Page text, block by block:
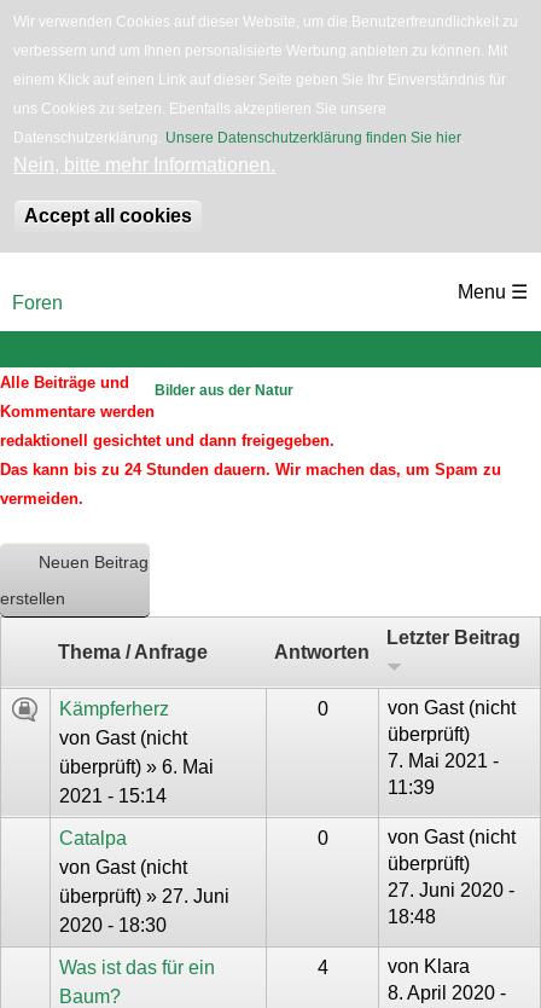
Wir verwenden Cookies auf dieser Website, um die Benutzerfreundlichkeit zu
verbessern und um Ihnen personalisierte Werbung anbieten zu können. Mit
einem Klick auf einen Link auf dieser Seite geben Sie Ihr Einverständnis für
uns Cookies zu setzen. Ebenfalls akzeptieren Sie unsere
Datenschutzerklärung. Unsere Datenschutzerklärung finden Sie hier.
Nein, bitte mehr Informationen.
Accept all cookies
English Bäume Blumen Zurück
Menu ☰
Sie
sind
Foren
Bilder aus der Natur
Alle Beiträge und
Kommentare werden
redaktionell gesichtet und dann freigegeben.
Das kann bis zu 24 Stunden dauern. Wir machen das, um Spam zu
vermeiden.
Neuen Beitrag
erstellen
Thema / Anfrage Antworten
Letzter Beitrag
Kämpferherz
von Gast (nicht
überprüft) » 6. Mai
2021 - 15:14
0 von Gast (nicht
überprüft)
7. Mai 2021 -
11:39
Catalpa
von Gast (nicht
überprüft) » 27. Juni
2020 - 18:30
0 von Gast (nicht
überprüft)
27. Juni 2020 -
18:48
Was ist das für ein
Baum?
4 von Klara
8. April 2020 -